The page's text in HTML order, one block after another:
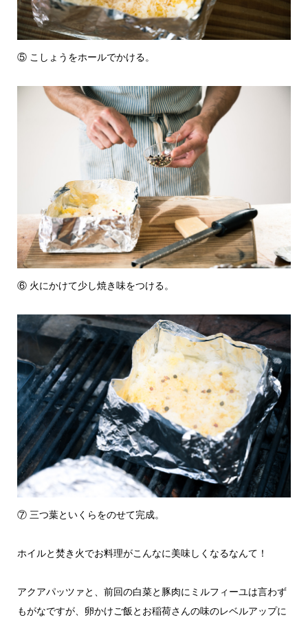
⑤ こしょうをホールでかける。
⑥ 火にかけて少し焼き味をつける。
⑦ 三つ葉といくらをのせて完成。
ホイルと焚き火でお料理がこんなに美味しくなるなんて！
アクアパッツァと、前回の白菜と豚肉にミルフィーユは言わず
もがなですが、卵かけご飯とお稲荷さんの味のレベルアップに